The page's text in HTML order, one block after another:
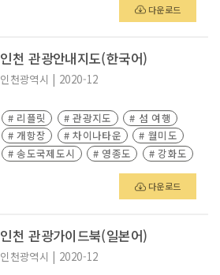
다운로드
인천 관광안내지도(한국어)
인천광역시 | 2020-12
# 리플릿 # 관광지도
# 섬 여행
# 개항장
# 차이나타운
# 월미도
# 송도국제도시
# 영종도 # 강화도
다운로드
인천 관광가이드북(일본어)
인천광역시 | 2020-12